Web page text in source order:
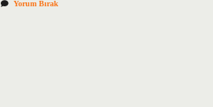
Yorum Bırak